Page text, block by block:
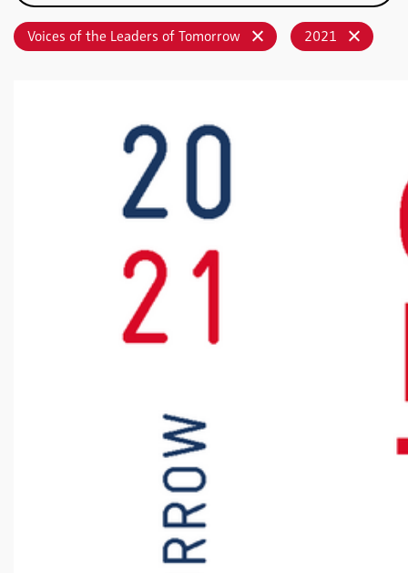
Voices of the Leaders of Tomorrow 2021